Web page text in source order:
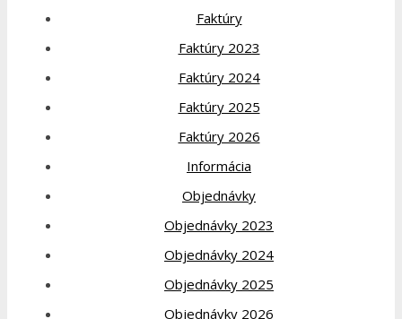
Faktúry
Faktúry 2023
Faktúry 2024
Faktúry 2025
Faktúry 2026
Informácia
Objednávky
Objednávky 2023
Objednávky 2024
Objednávky 2025
Objednávky 2026